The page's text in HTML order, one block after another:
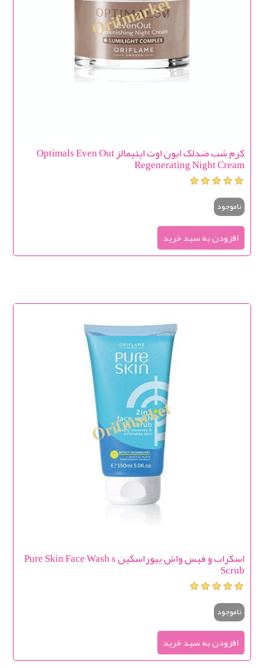
کرم شب ضدلک ایون اوت اپتیمالز Optimals Even Out
Regenerating Night Cream
ناموجود
اسکراب و فیس واش پیوراسکین Pure Skin Face Wash &
Scrub
ناموجود